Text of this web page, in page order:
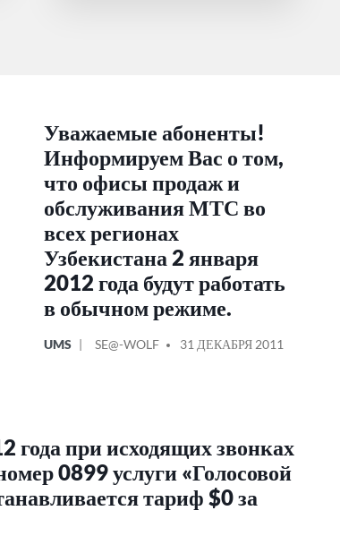
Уважаемые абоненты!
Информируем Вас о том,
что офисы продаж и
обслуживания МТС во
всех регионах
Узбекистана 2 января
2012 года будут работать
в обычном режиме.
ОПУБЛИКОВАНО
UMS
СООБЩЕНИЕ
SE@-WOLF 31 ДЕКАБРЯ 2011
года при исходящих звонках
0899 услуги «Голосовой
тариф $0 за